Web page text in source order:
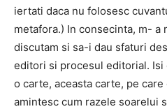
iertati daca nu folosesc
metafora.) In consecinta, m- a
discutam si sa-i dau sfaturi
editori si procesul editorial.
o carte, aceasta carte, pe
amintesc cum razele soarelui